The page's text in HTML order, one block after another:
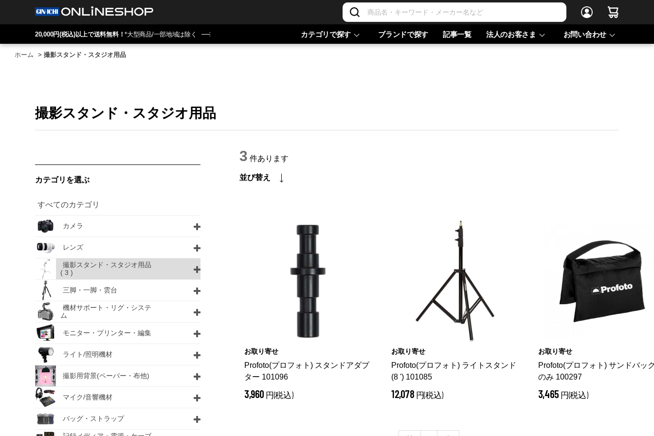
20,000円(税込)以上で送料無料！*大型商品/一部地域は除く カテゴリで探す ブランドで探す 記事一覧 法人のお客さま お問い合わせ
ホーム > 撮影スタンド・スタジオ用品
撮影スタンド・スタジオ用品
カテゴリを選ぶ
すべてのカテゴリ
カメラ
レンズ
撮影スタンド・スタジオ用品
( 3 )
三脚・一脚・雲台
機材サポート・リグ・システ
ム
モニター・プリンター・編集
ライト/照明機材
撮影用背景(ペーパー・布他)
マイク/音響機材
バッグ・ストラップ
3 件あります
並び替え
お取り寄せ
Profoto(プロフォト) スタンドアダプ
ター 101096
3,960 円(税込)
お取り寄せ
Profoto(プロフォト) ライトスタンド
(8 ') 101085
12,078 円(税込)
お取り寄せ
Profoto(プロフォト) サンドバッ
のみ 100297
3,465 円(税込)